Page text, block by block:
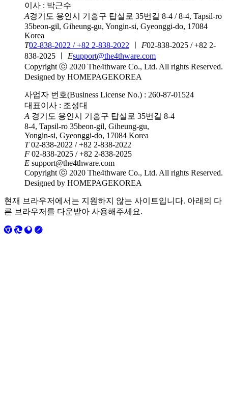
이사 : 박근수
A경기도 용인시 기흥구 탑실로 35번길 8-4 / 8-4, Tapsil-ro
35beon-gil, Giheung-gu, Yongin-si, Gyeonggi-do, 17084
Korea
T02-838-2022 / +82 2-838-2022 F02-838-2025 / +82 2-
838-2025
Esupport@the4thware.com
Copyright ⓒ 2020 The4thware Co., Ltd. All rights Reserved.
Designed by HOMEPAGEKOREA
사업자 번호(Business License No.) : 260-87-01524
대표이사 : 조성대
A 경기도 용인시 기흥구 탑실로 35번길 8-4
8-4, Tapsil-ro 35beon-gil, Giheung-gu,
Yongin-si, Gyeonggi-do, 17084 Korea
T 02-838-2022 / +82 2-838-2022
F 02-838-2025 / +82 2-838-2025
E support@the4thware.com
Copyright ⓒ 2020 The4thware Co., Ltd. All rights Reserved.
Designed by HOMEPAGEKOREA
현재 브라우저에서는 지원하지 않는 사이트입니다. 아래의 다
른 브라우저를 다운받아 사용해주세요.